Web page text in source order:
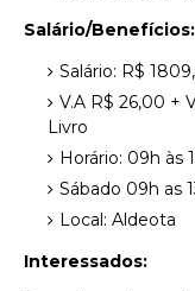
Salário/Benefícios:
Salário: R$
V.A R$ 26,00 +
Livro
Horário: 09h às
Sábado 09h as
Local: Aldeota
Interessados: